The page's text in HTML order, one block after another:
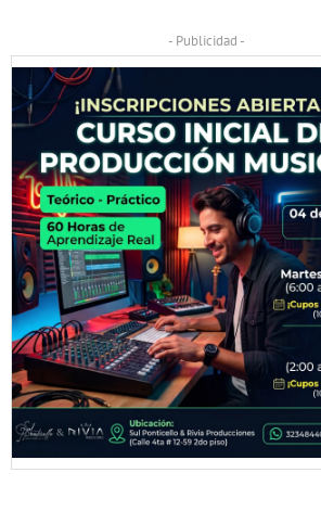
- Publicidad -